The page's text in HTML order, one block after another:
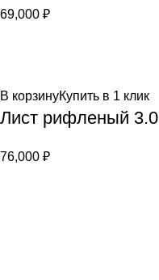
69,000 ₽
В корзинуКупить в 1 клик
Лист рифленый 3.0
76,000 ₽